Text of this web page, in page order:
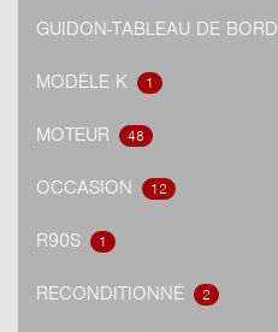
GUIDON-TABLEAU DE BORD
MODÈLE K 1
MOTEUR 48
OCCASION 12
R90S 1
RECONDITIONNÉ 2